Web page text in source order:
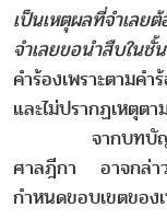
เป็นเหตุผลที่จำเ
จำเลยขอนำสืบในชั้
คำร้องเพราะตามค
และไม่ปรากฏเหตุต
จากบทบัญญัติข
ศาลฎีกา อาจกล่า
กำหนดขอบเขตของ